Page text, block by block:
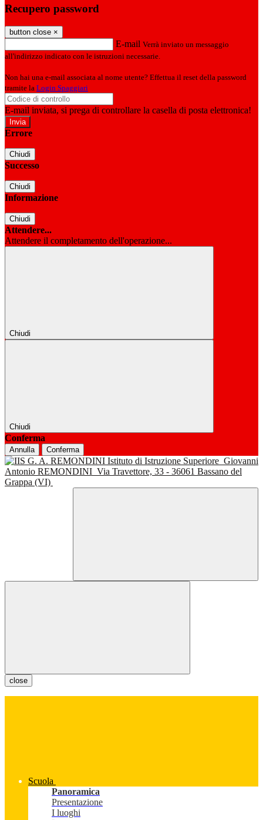
Recupero password
button close ×
E-mail Verrà inviato un messaggio
all'indirizzo indicato con le istruzioni necessarie.
Non hai una e-mail associata al nome utente? Effettua il reset della password
tramite la Login Spaggiari
E-mail inviata, si prega di controllare la casella di posta elettronica!
Errore
Chiudi
Successo
Chiudi
Informazione
Chiudi
Attendere...
Attendere il completamento dell'operazione...
Chiudi
Chiudi
Conferma
Annulla Conferma
Istituto di Istruzione Superiore Giovanni
Antonio REMONDINI Via Travettore, 33 - 36061 Bassano del
Grappa (VI)
close
Scuola
Panoramica
Presentazione
I luoghi